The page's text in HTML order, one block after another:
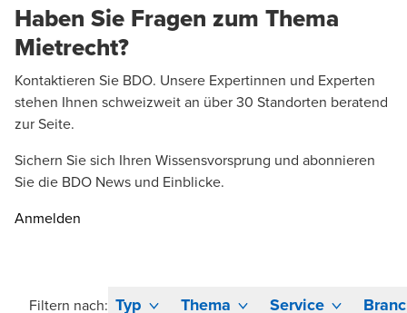
Haben Sie Fragen zum Thema
Mietrecht?
Kontaktieren Sie BDO. Unsere Expertinnen und Experten
stehen Ihnen schweizweit an über 30 Standorten beratend
zur Seite.
Sichern Sie sich Ihren Wissensvorsprung und abonnieren
Sie die BDO News und Einblicke.
Anmelden
Filtern nach: Typ Thema Service